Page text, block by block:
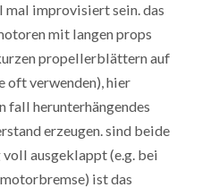
mal improvisiert sein. das
mit langen props
propellerblättern auf
verwenden), hier
fall herunterhängendes
erzeugen. sind beide
ausgeklappt (e.g. bei
ist das